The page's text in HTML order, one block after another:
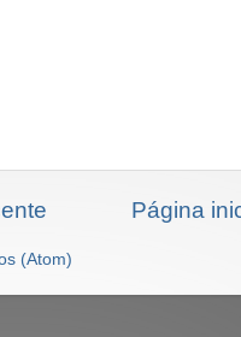
Página
(Atom)